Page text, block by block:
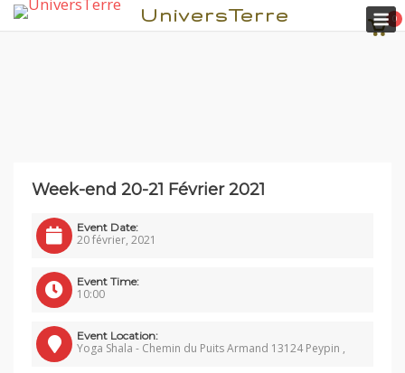
contenu
UniversTerre
Voir
0
Week-end 20-21 Février 2021
Event Date:
20 février, 2021
Event Time:
10:00
Event Location:
Yoga Shala - Chemin du Puits Armand 13124 Peypin ,